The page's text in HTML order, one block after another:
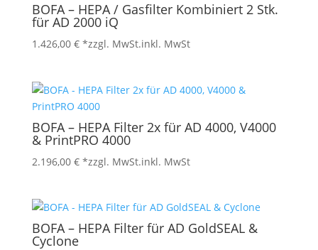
BOFA – HEPA / Gasfilter Kombiniert 2 Stk.
für AD 2000 iQ
1.426,00 € *zzgl. MwSt.inkl. MwSt
BOFA – HEPA Filter 2x für AD 4000, V4000
& PrintPRO 4000
2.196,00 € *zzgl. MwSt.inkl. MwSt
BOFA – HEPA Filter für AD GoldSEAL &
Cyclone